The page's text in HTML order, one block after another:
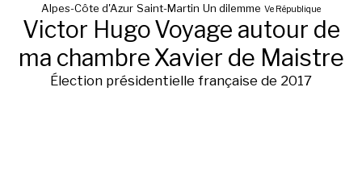
Alpes-Côte d'Azur Saint-Martin Un dilemme Ve République
Victor HugoVoyage autour de
ma chambreXavier de Maistre
Élection présidentielle française de 2017